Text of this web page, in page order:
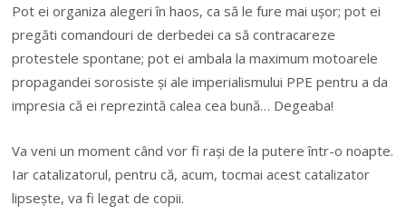
Pot ei organiza alegeri în haos, ca să le fure mai ușor; pot ei
pregăti comandouri de derbedei ca să contracareze
protestele spontane; pot ei ambala la maximum motoarele
propagandei sorosiste și ale imperialismului PPE pentru a da
impresia că ei reprezintă calea cea bună… Degeaba!
Va veni un moment când vor fi rași de la putere într-o noapte.
Iar catalizatorul, pentru că, acum, tocmai acest catalizator
lipsește, va fi legat de copii.